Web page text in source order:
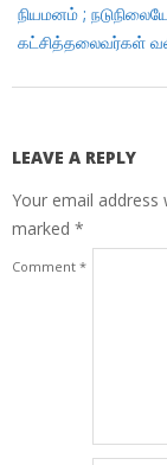
நியமனம் ;
கட்சித்தலைவர்கள்
LEAVE A REPLY
Your email address
marked *
Comment *